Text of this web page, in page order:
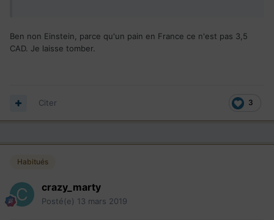
Ben non Einstein, parce qu'un pain en France ce n'est pas 3,5
CAD. Je laisse tomber.
3
Citer
Habitués
crazy_marty
Posté(e) 13 mars 2019